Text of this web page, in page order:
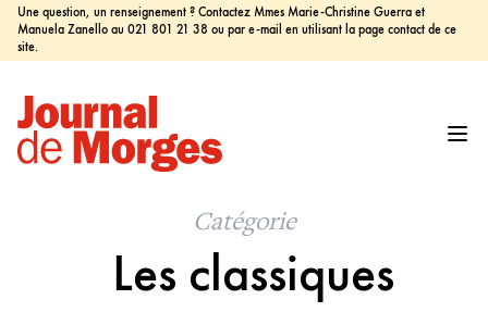
Une question, un renseignement ? Contactez Mmes Marie-Christine Guerra et
Manuela Zanello au 021 801 21 38 ou par e-mail en utilisant la page contact de ce
site.
Catégorie
Les classiques